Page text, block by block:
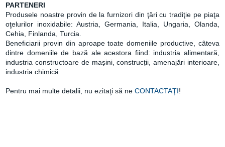
PARTENERI
Produsele noastre provin de la furnizori din ţări cu tradiţie pe piaţa
oţelurilor inoxidabile: Austria, Germania, Italia, Ungaria, Olanda,
Cehia, Finlanda, Turcia.
Beneficiarii provin din aproape toate domeniile productive, câteva
dintre domeniile de bază ale acestora fiind: industria alimentară,
industria constructoare de mașini, construcții, amenajări interioare,
industria chimică.
Pentru mai multe detalii, nu ezitaţi să ne CONTACTAŢI!